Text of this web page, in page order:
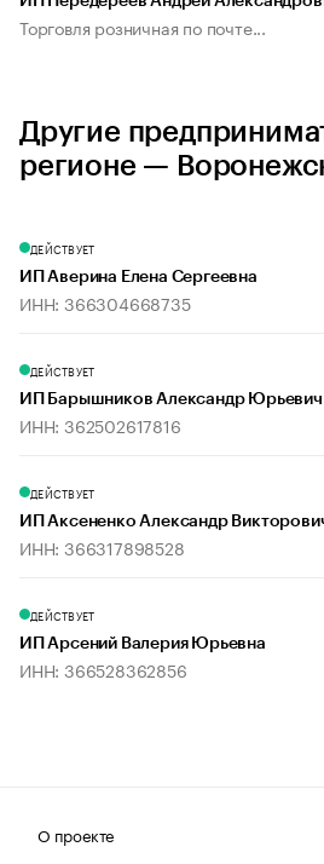
Торговля розничная по почте...
Другие
регионе —
ДЕЙСТВУЕТ
ИП Аверина Елена Сергеевна
ИНН: 366304668735
ДЕЙСТВУЕТ
ИП Барышников Александр Юрьевич
ИНН: 362502617816
ДЕЙСТВУЕТ
ИП Аксененко Александр
ИНН: 366317898528
ДЕЙСТВУЕТ
ИП Арсений Валерия Юрьевна
ИНН: 366528362856
О проекте